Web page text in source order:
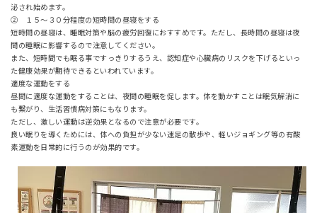
泌され始めます。
➁ １５～３０分程度の短時間の昼寝をする
短時間の昼寝は、睡眠対策や脳の疲労回復におすすめです。ただし、長時間の昼寝は夜
間の睡眠に影響するので注意してください。
また、短時間でも眠る事ですっきりするうえ、認知症や心臓病のリスクを下げるといっ
た健康効果が期待できるといわれています。
適度な運動をする
昼間に適度な運動をすることは、夜間の睡眠を促します。体を動かすことは眠気解消に
も繋がり、生活習慣病対策にもなります。
ただし、激しい運動は逆効果となるので注意が必要です。
良い眠りを導くためには、体への負担が少ない速足の散歩や、軽いジョギング等の有酸
素運動を日常的に行うのが効果的です。